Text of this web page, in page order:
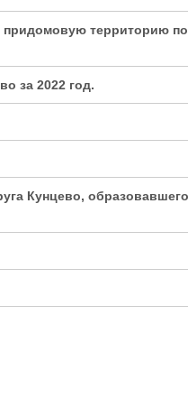
придомовую территорию
за 2022 год.
Кунцево,